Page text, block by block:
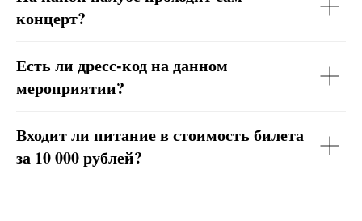
концерт?
Есть ли дресс-код на данном
мероприятии?
Входит ли питание в стоимость билета
за 10 000 рублей?